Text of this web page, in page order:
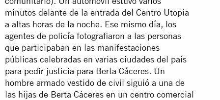
minutos delante de la entrada del Centro Utopía
a altas horas de la noche. Ese mismo día, los
agentes de policía fotografiaron a las personas
que participaban en las manifestaciones
públicas celebradas en varias ciudades del país
para pedir justicia para Berta Cáceres. Un
hombre armado vestido de civil siguió a una de
las hijas de Berta Cáceres en un centro comercial